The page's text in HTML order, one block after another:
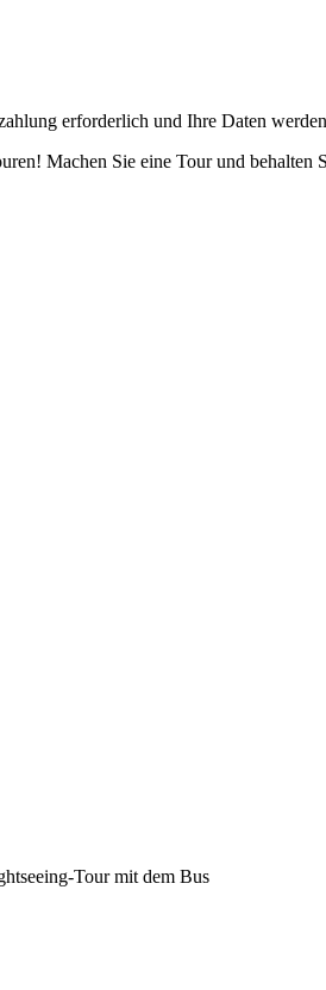
erforderlich und Ihre Daten
Machen Sie eine Tour und
Tour mit dem Bus